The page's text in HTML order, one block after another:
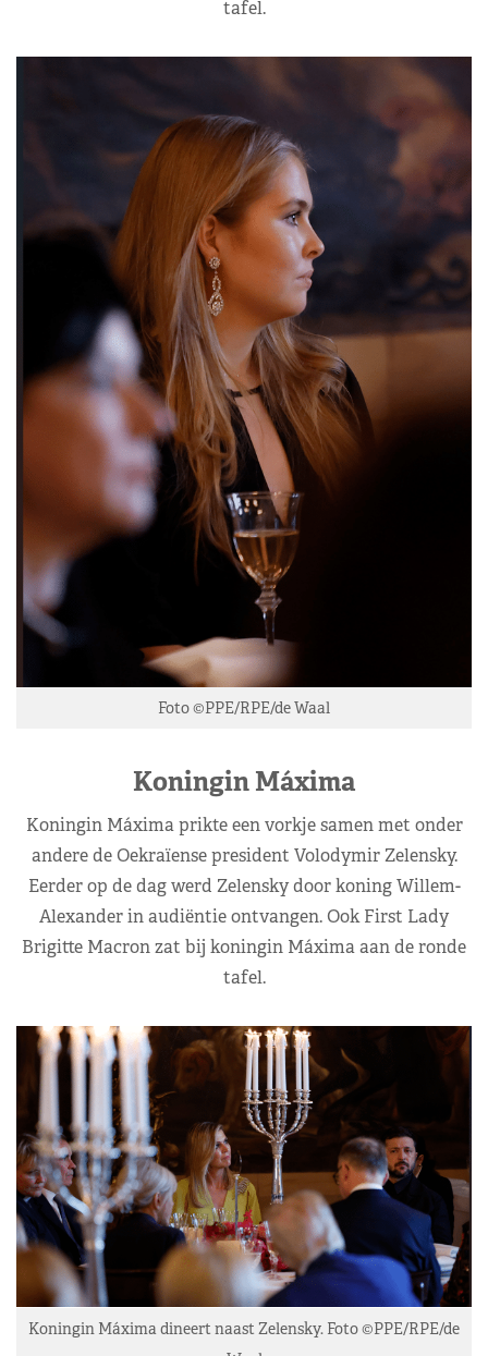
tafel.
Foto ©PPE/RPE/de Waal
Koningin Máxima
Koningin Máxima prikte een vorkje samen met onder
andere de Oekraïense president Volodymir Zelensky.
Eerder op de dag werd Zelensky door koning Willem-
Alexander in audiëntie ontvangen. Ook First Lady
Brigitte Macron zat bij koningin Máxima aan de ronde
tafel.
Koningin Máxima dineert naast Zelensky. Foto ©PPE/RPE/de